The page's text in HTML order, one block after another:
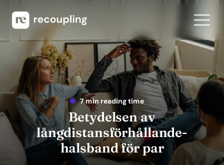
7 min reading time
Betydelsen av
långdistansförhållande-
halsband för par